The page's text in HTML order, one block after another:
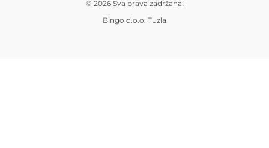
© 2026 Sva prava zadržana!
Bingo d.o.o. Tuzla